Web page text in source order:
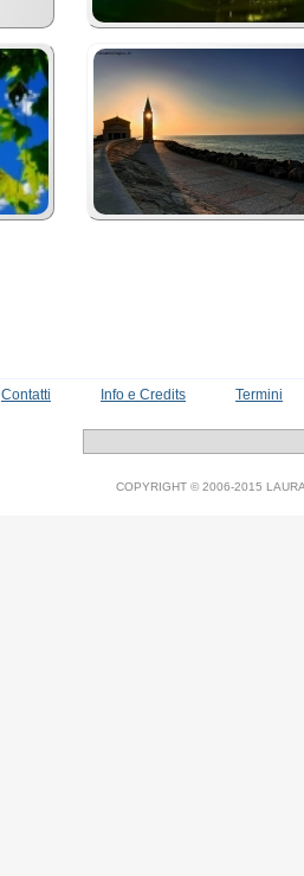
Contatti Info e Credits Termini
COPYRIGHT © 2006-2015